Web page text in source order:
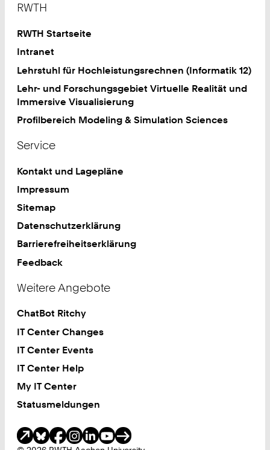
RWTH
RWTH Startseite
Intranet
Lehrstuhl für Hochleistungsrechnen (Informatik 12)
Lehr- und Forschungsgebiet Virtuelle Realität und
Immersive Visualisierung
Profilbereich Modeling & Simulation Sciences
Service
Kontakt und Lagepläne
Impressum
Sitemap
Datenschutzerklärung
Barrierefreiheitserklärung
Feedback
Weitere Angebote
ChatBot Ritchy
IT Center Changes
IT Center Events
IT Center Help
My IT Center
Statusmeldungen
Soziale Medien